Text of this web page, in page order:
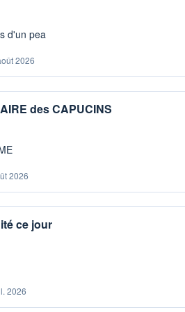
d'un pea
2026
des CAPUCINS
2026
ce jour
2026